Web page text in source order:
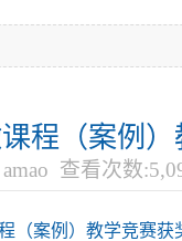
程（案例
查看次数
（案例）教学竞赛获